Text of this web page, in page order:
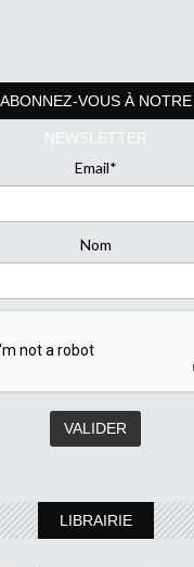
ABONNEZ-VOUS À NOTRE
NEWSLETTER
Email*
Nom
LIBRAIRIE